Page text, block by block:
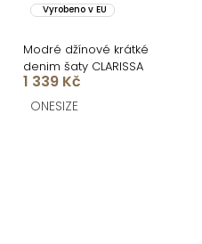
Vyrobeno v EU
Modré džínové krátké
denim šaty CLARISSA
1 339 Kč
ONESIZE